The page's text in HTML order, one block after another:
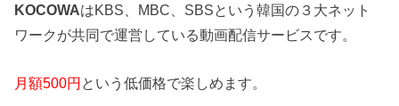
KOCOWAはKBS、MBC、SBSという韓国の３大ネット
ワークが共同で運営している動画配信サービスです。
月額500円という低価格で楽しめます。